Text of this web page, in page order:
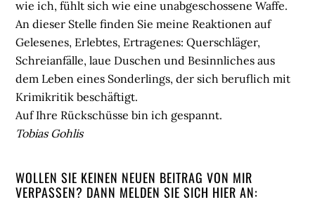
wie ich, fühlt sich wie eine unabgeschossene Waffe.
An dieser Stelle finden Sie meine Reaktionen auf
Gelesenes, Erlebtes, Ertragenes: Querschläger,
Schreianfälle, laue Duschen und Besinnliches aus
dem Leben eines Sonderlings, der sich beruflich mit
Krimikritik beschäftigt.
Auf Ihre Rückschüsse bin ich gespannt.
Tobias Gohlis
WOLLEN SIE KEINEN NEUEN BEITRAG VON MIR
VERPASSEN? DANN MELDEN SIE SICH HIER AN: